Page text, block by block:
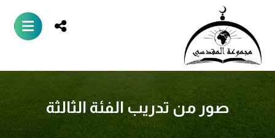
صور من تدريب الفئة الثالثة